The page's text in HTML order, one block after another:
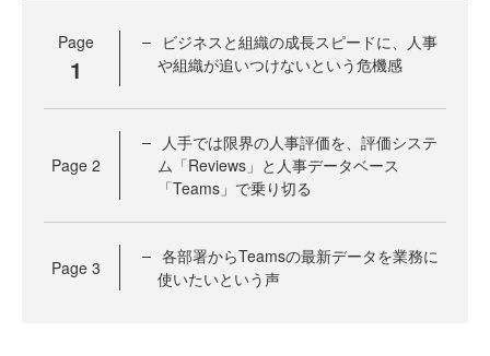
Page
1
ビジネスと組織の成長スピードに、人事
や組織が追いつけないという危機感
Page 2
人手では限界の人事評価を、評価システ
ム「Reviews」と人事データベース
「Teams」で乗り切る
Page 3
各部署からTeamsの最新データを業務に
使いたいという声